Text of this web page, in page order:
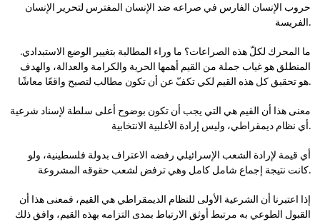
حروب الإنسان الفارس في صراعه ضد الإنسان المفترس لتحرير الإنسان
الفريسة.
ما المحرك لكلّ هذه الصراعات؟ ما وراء المطالبة بتغيير الوضع الاستبدادي.
المنطلق هو غياب جملة من القيم أهمها الحرية والكرامة والعدالة، والهدف
هو تحقيق كل هذه القيم لكي تكفّ عن أن تكون مطالب لتصبح واقعًا معاشًا.
معنى هذا أن القيم هي التي يجب أن تكون بوضوح أعلى سلطة لإسناد شرعية
أي نظام ديمقراطي، وليس إرادة الأغلبية الانتخابية.
أي قيمة لإرادة الشعب الإسرائيلي رفضه الاعتراف بدولة فلسطينية، ولو
كانت نتيجة إجماع شامل كامل وهي ترفض لشعب حقوقه المشروعة.
إذا اعتبرنا أن الشرعية الأولى للنظام الديمقراطي هي القيم، فمعنى هذا أن
القبول الطوعي به مرتبط أوثق الارتباط بمدى التزامه بهذه القيم، وافق ذلك